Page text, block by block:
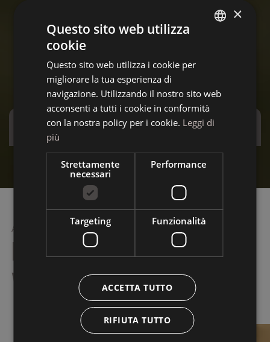
Offerte Speciali
Stay more and save more - Speciale Dicembre
Scopri l'offerta
ACCOGLIERVI È UN’ARTE
La Majun, hotel a La
Villa in Alta Badia
×
Questo sito web utilizza
cookie
Questo sito web utilizza i cookie per
migliorare la tua esperienza di
navigazione. Utilizzando il nostro sito web
acconsenti a tutti i cookie in conformità
con la nostra policy per i cookie. Leggi di
più
Strettamente
necessari
Performance
Targeting Funzionalità
ACCETTA TUTTO
RIFIUTA TUTTO